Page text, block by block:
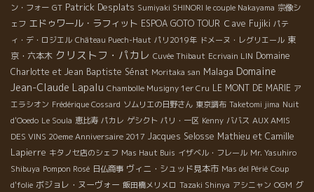
ン・フォー GT Patrick Desplats Sumiyaki SHINORI le couple Nakayama 宗像シ
ェフ エドゥワール・ラフィット ESPOA GOTO TOUR Ｃave Fujiki パテ
ィ・デ・ロジエル Château Puech-Haut パリ2019年 ドメーヌ・レグリエール 東
京・六本木 クリストフ・パカレ Cuvée Thibaut Ecrivain LIN Domaine
Charlotte et Jean Baptiste Sénat Moritaka san Malaga Domaine
Jean-Claude Lapalu Chambolle Musigny 1er Cru LE MONT DE MARIE ア
エラシオン Frédérique Cossard ソムリエの日野さん 東京調布 Taketomi jima Nuit
d'Ooedo Le Soula 恵比寿 パカレ ゲシクト パリ・一区 Kenny ババス AUX AMIS
DES VINS 20eme Anniversaire 2017 Jacques Selosse Mathieu et Camille
Lapierre キタノセ店のシェフ Mas Haut Buis イザベル・フレール Mr. Yasuhiro
Shibuya Pompon Rosé 日仏商事 ヴィニ・シュッド見本市 Mas del Périé Coup
d'folie ボジョレ・ヌーヴォー 飯田橋メリメロ Tazaki Shinya アシニャン OGM グ